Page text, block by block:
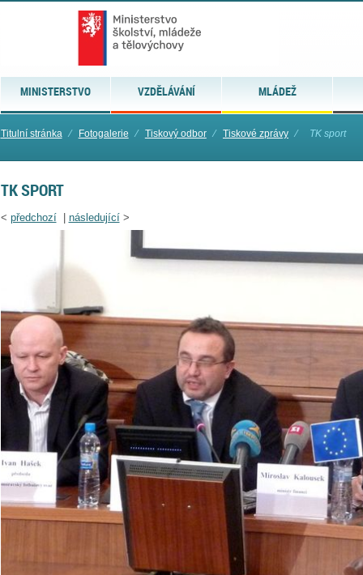
MINISTERSTVO VZDĚLÁVÁNÍ MLÁDEŽ
Titulní stránka ⁄ Fotogalerie ⁄ Tiskový odbor ⁄ Tiskové zprávy ⁄ TK sport
TK SPORT
< předchozí| následující>